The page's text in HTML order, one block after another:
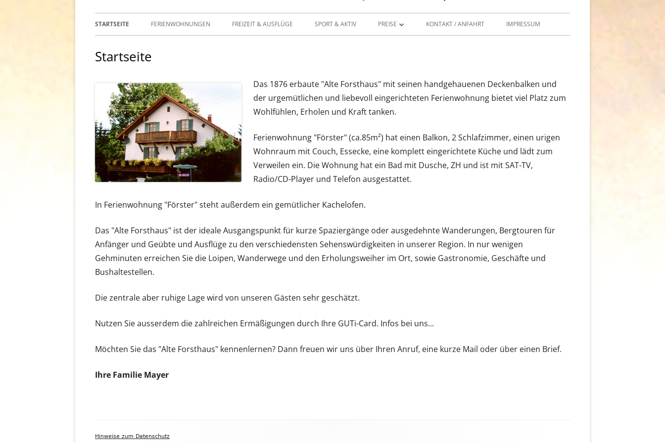
Primäres
STARTSEITE FERIENWOHNUNGEN FREIZEIT & AUSFLÜGE SPORT & AKTIV PREISE KONTAKT / ANFAHRT IMPRESSUM
Startseite
Das 1876 erbaute "Alte Forsthaus" mit seinen handgehauenen Deckenbalken und
der urgemütlichen und liebevoll eingerichteten Ferienwohnung bietet viel Platz zum
Wohlfühlen, Erholen und Kraft tanken.
Ferienwohnung "Förster" (ca.85m²) hat einen Balkon, 2 Schlafzimmer, einen urigen
Wohnraum mit Couch, Essecke, eine komplett eingerichtete Küche und lädt zum
Verweilen ein. Die Wohnung hat ein Bad mit Dusche, ZH und ist mit SAT-TV,
Radio/CD-Player und Telefon ausgestattet.
In Ferienwohnung "Förster" steht außerdem ein gemütlicher Kachelofen.
Das "Alte Forsthaus" ist der ideale Ausgangspunkt für kurze Spaziergänge oder ausgedehnte Wanderungen, Bergtouren für
Anfänger und Geübte und Ausflüge zu den verschiedensten Sehenswürdigkeiten in unserer Region. In nur wenigen
Gehminuten erreichen Sie die Loipen, Wanderwege und den Erholungsweiher im Ort, sowie Gastronomie, Geschäfte und
Bushaltestellen.
Die zentrale aber ruhige Lage wird von unseren Gästen sehr geschätzt.
Nutzen Sie ausserdem die zahlreichen Ermäßigungen durch Ihre GUTi-Card. Infos bei uns...
Möchten Sie das "Alte Forsthaus" kennenlernen? Dann freuen wir uns über Ihren Anruf, eine kurze Mail oder über einen Brief.
Ihre Familie Mayer
Hinweise zum Datenschutz